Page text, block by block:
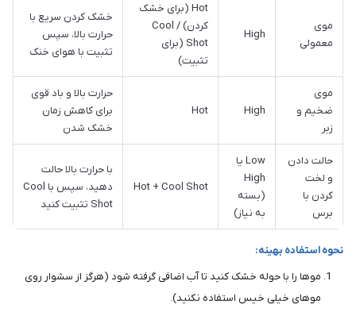
موی
معمولی
High
Hot (برای خشک
کردن) / Cool
Shot (برای
تثبیت)
خشک کردن سریع با
حرارت بالا، سپس
تثبیت با هوای خنک
موی
ضخیم و
زبر
High
Hot
حرارت بالا و باد قوی
برای کاهش زمان
خشک شدن
حالت دادن
و لخت
کردن با
برس
Low یا
High
(بسته
به نیاز)
Hot + Cool Shot
با حرارت بالا حالت
دهید، سپس با Cool
Shot تثبیت کنید
نحوه استفاده بهینه:
موها را با حوله خشک کنید تا آب اضافی گرفته شود (هرگز از سشوار روی
موهای خیلی خیس استفاده نکنید).